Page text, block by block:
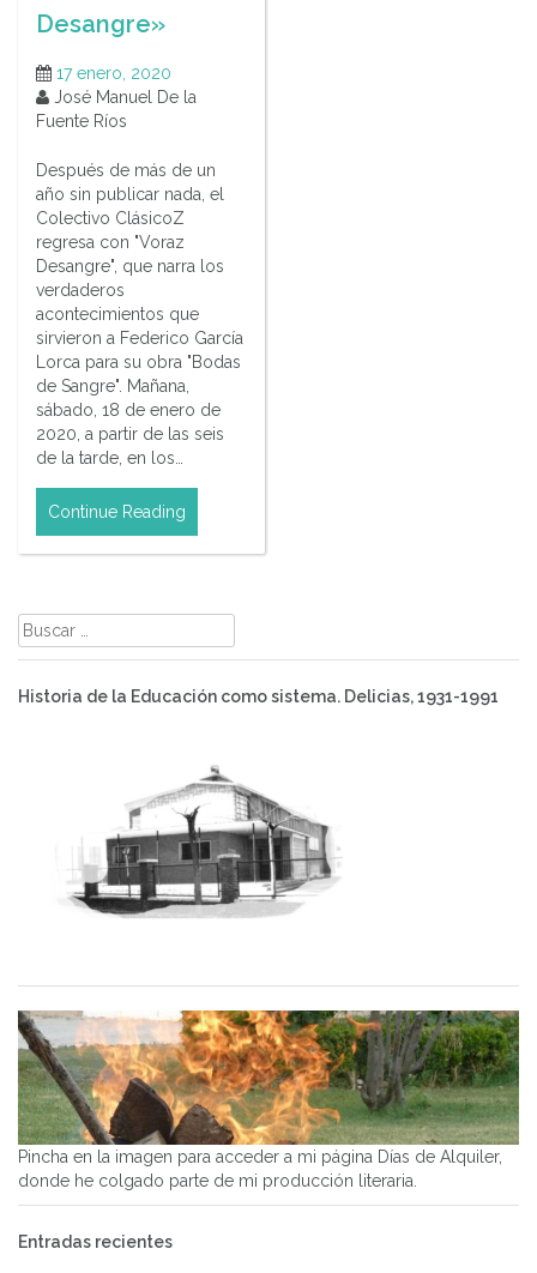
Desangre»
17 enero, 2020
José Manuel De la
Fuente Ríos
Después de más de un
año sin publicar nada, el
Colectivo ClásicoZ
regresa con "Voraz
Desangre", que narra los
verdaderos
acontecimientos que
sirvieron a Federico García
Lorca para su obra "Bodas
de Sangre". Mañana,
sábado, 18 de enero de
2020, a partir de las seis
de la tarde, en los…
Continue Reading
Buscar:
Historia de la Educación como sistema. Delicias, 1931-1991
Pincha en la imagen para acceder a mi página Días de Alquiler,
donde he colgado parte de mi producción literaria.
Entradas recientes